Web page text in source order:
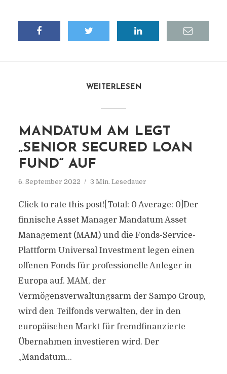
WEITERLESEN
MANDATUM AM LEGT
„SENIOR SECURED LOAN
FUND“ AUF
6. September 2022 3 Min. Lesedauer
Click to rate this post![Total: 0 Average: 0]Der
finnische Asset Manager Mandatum Asset
Management (MAM) und die Fonds-Service-
Plattform Universal Investment legen einen
offenen Fonds für professionelle Anleger in
Europa auf. MAM, der
Vermögensverwaltungsarm der Sampo Group,
wird den Teilfonds verwalten, der in den
europäischen Markt für fremdfinanzierte
Übernahmen investieren wird. Der
„Mandatum...